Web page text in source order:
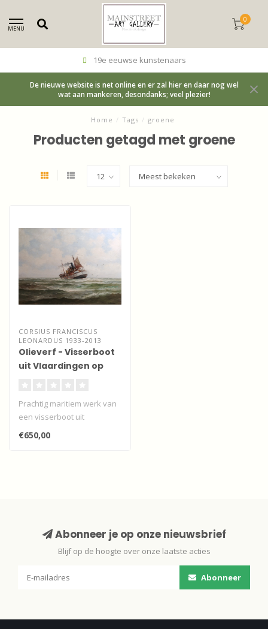
MENU
0
19e eeuwse kunstenaars
De nieuwe website is net online en er zal hier en daar nog wel
wat aan mankeren, desondanks; veel plezier!
Home / Tags / groene
Producten getagd met groene
CORSIUS FRANCISCUS
LEONARDUS 1933-2013
Olieverf - Visserboot
uit Vlaardingen op
Prachtig maritiem werk van
een visserboot uit
Vlaardingen.
€650,00
Abonneer je op onze nieuwsbrief
Blijf op de hoogte over onze laatste acties
Abonneer